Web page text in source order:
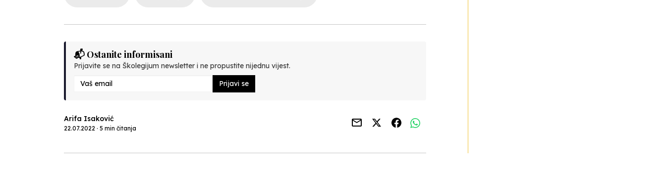
📬 Ostanite informisani
Prijavite se na Školegijum newsletter i ne propustite nijednu vijest.
Prijavi se
Arifa Isaković
22.07.2022 · 5 min čitanja